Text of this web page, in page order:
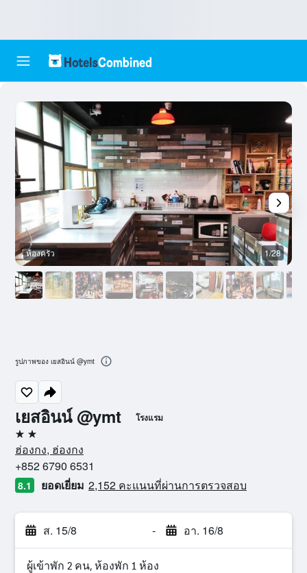
เยสอินน์ @ymt โรงแรม
2 ดาว
ฮ่องกง, ฮ่องกง
+852 6790 6531
8.1 ยอดเยี่ยม 2,152 คะแนนที่ผ่านการตรวจสอบ
ส. 15/8 - อา. 16/8
ผู้เข้าพัก 2 คน, ห้องพัก 1 ห้อง
ห้องครัว 1/28
รูปภาพของ เยสอินน์ @ymt